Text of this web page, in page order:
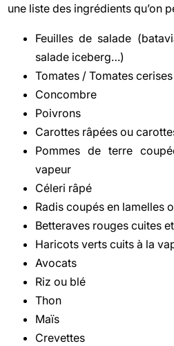
une liste des ingrédients qu’on
Feuilles de salade
salade iceberg…)
Tomates / Tomates cerises
Concombre
Poivrons
Carottes râpées ou
Pommes de terre
vapeur
Céleri râpé
Radis coupés en lamelles
Betteraves rouges cuites
Haricots verts cuits à la
Avocats
Riz ou blé
Thon
Maïs
Crevettes